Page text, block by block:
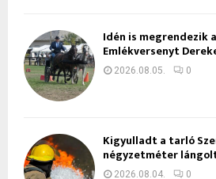
Idén is megrendezik
Emlékversenyt
2026.08.05. 0
Kigyulladt a tarló
négyzetméter
2026.08.04. 0